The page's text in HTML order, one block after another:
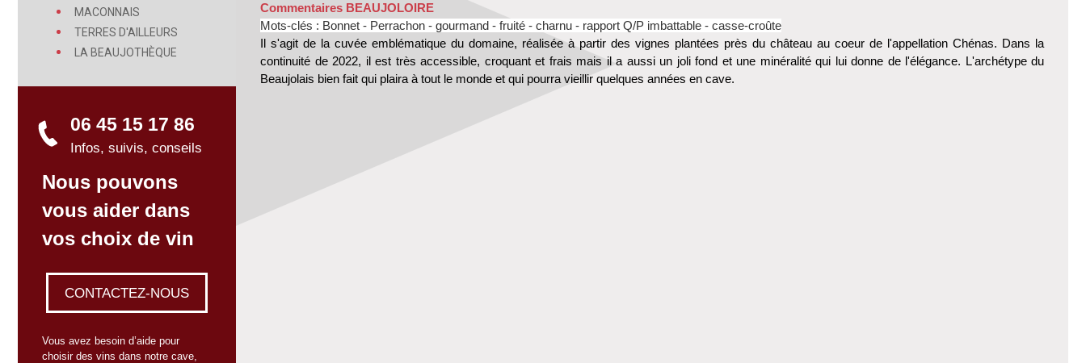
MACONNAIS
TERRES D'AILLEURS
LA BEAUJOTHÈQUE
06 45 15 17 86
Infos, suivis, conseils
Nous pouvons
vous aider dans
vos choix de vin
CONTACTEZ-NOUS
Vous avez besoin d’aide pour
choisir des vins dans notre cave,
Commentaires BEAUJOLOIRE
Mots-clés : Bonnet - Perrachon - gourmand - fruité - charnu - rapport Q/P imbattable - casse-croûte
Il s'agit de la cuvée emblématique du domaine, réalisée à partir des vignes plantées près du château au coeur de l'appellation Chénas. Dans la
continuité de 2022, il est très accessible, croquant et frais mais il a aussi un joli fond et une minéralité qui lui donne de l'élégance. L'archétype du
Beaujolais bien fait qui plaira à tout le monde et qui pourra vieillir quelques années en cave.